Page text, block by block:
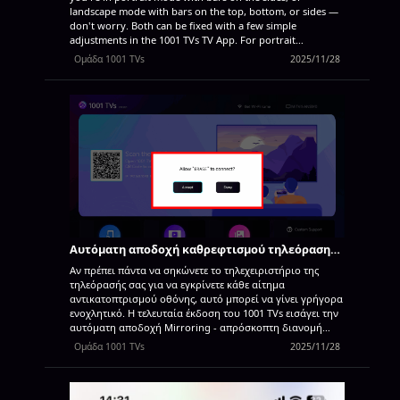
landscape mode with bars on the top, bottom, or sides —
don't worry. Both can be fixed with a few simple
adjustments in the 1001 TVs TV App. For portrait
mirroring, there's a dedicated setting to eliminate side
bars. (See how to set up vertical mirroring
Screen Mirroring) For landscape mirroring, there's also a
way to significantly reduce the black bars. Follow the steps
below to make your content truly full screen and fully
immersive. For Portrait Mirroring Step 1. On your TV,
open the 1001 TVs App and Go to “Setting”. Step 2. Select
“Portrait display mode”. Step 3. Simply select the mode
you prefer...
Ομάδα 1001 TVs 2025/11/28
Αυτόματη αποδοχή καθρεφτισμού τηλεόρασης - Χωρίς αναδυόμενα παράθυρα
Αν πρέπει πάντα να σηκώνετε το τηλεχειριστήριο της
τηλεόρασής σας για να εγκρίνετε κάθε αίτημα
αντικατοπτρισμού οθόνης, αυτό μπορεί να γίνει γρήγορα
ενοχλητικό. Η τελευταία έκδοση του 1001 TVs εισάγει την
αυτόματη αποδοχή Mirroring - απρόσκοπτη διανομή
χωρίς αναδυόμενα παράθυρα. Οδηγός βήμα προς βήμα
❶ Μεταβείτε στην κάτω δεξιά γωνία της αρχικής οθόνης
της τηλεόρασης και επιλέξτε Ρύθμιση ❷ Βρείτε και
πατήστε “Διάλογος ζεύξης” ❸ Επιλέξτε την προτιμώμενη
Ομάδα 1001 TVs 2025/11/28